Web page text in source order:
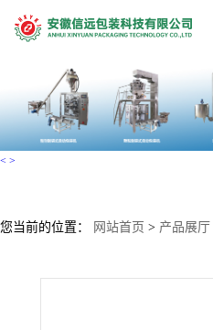
< >
您当前的位置： 网站首页 > 产品展厅